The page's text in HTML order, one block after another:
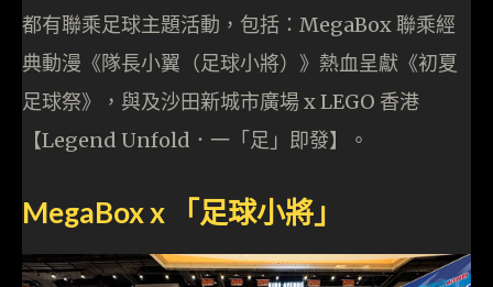
都有聯乘足球主題活動，包括：MegaBox 聯乘經
典動漫《隊長小翼（足球小將）》熱血呈獻《初夏
足球祭》，與及沙田新城市廣場 x LEGO 香港
【Legend Unfold．一「足」即發】。
MegaBox x 「足球小將」